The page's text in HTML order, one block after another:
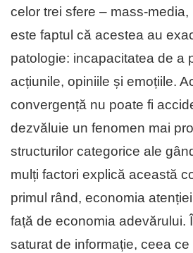
celor trei sfere – mass-
este faptul că acestea au
patologie: incapacitatea de a
acțiunile, opiniile și emoțiile.
convergență nu poate fi
dezvăluie un fenomen mai
structurilor categorice ale
mulți factori explică această
primul rând, economia
față de economia adevărului.
saturat de informație, ceea